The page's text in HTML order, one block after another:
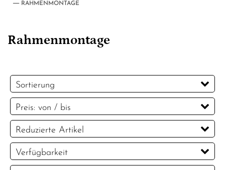
RAHMENMONTAGE
Rahmenmontage
Sortierung
Preis: von / bis
EUR
EUR
PREISFILTER ANWENDEN
Reduzierte Artikel
Reduzierte Artikel
Verfügbarkeit